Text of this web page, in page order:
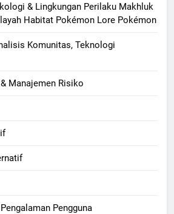
& Lingkungan Perilaku Makhluk
Habitat Pokémon Lore Pokémon
Komunitas, Teknologi
Manajemen Risiko
Pengguna